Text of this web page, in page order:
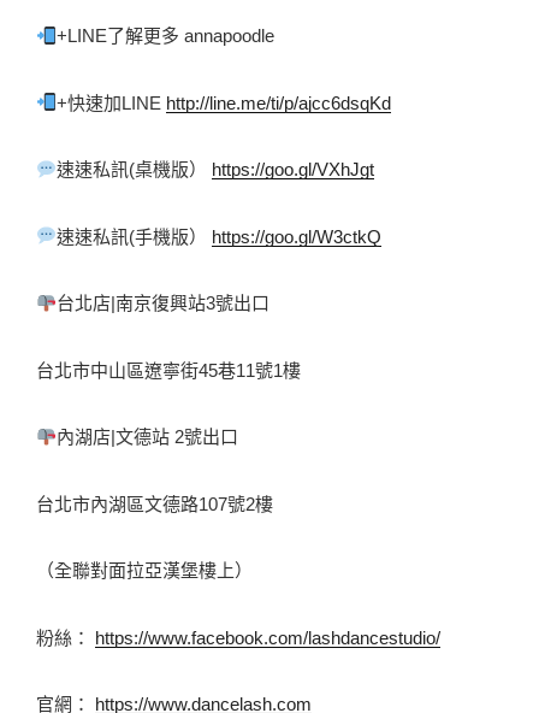
+LINE了解更多 annapoodle
+快速加LINE http://line.me/ti/p/ajcc6dsqKd
速速私訊(桌機版） https://goo.gl/VXhJgt
速速私訊(手機版） https://goo.gl/W3ctkQ
台北店|南京復興站3號出口
台北市中山區遼寧街45巷11號1樓
內湖店|文德站 2號出口
台北市內湖區文德路107號2樓
（全聯對面拉亞漢堡樓上）
粉絲： https://www.facebook.com/lashdancestudio/
官網： https://www.dancelash.com